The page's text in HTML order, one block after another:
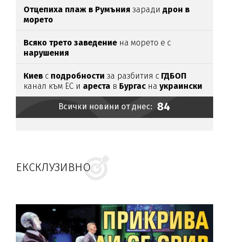
Отцепиха плаж в Румъния зарадидрон в
морето
Всяко трето заведение на морето е с
нарушения
Киев с подробности за разбития с ГДБОП
канал към ЕС и ареста в Бургас наукраински
наркобос
Всички новини от днес: 84
ЕКСКЛУЗИВНО